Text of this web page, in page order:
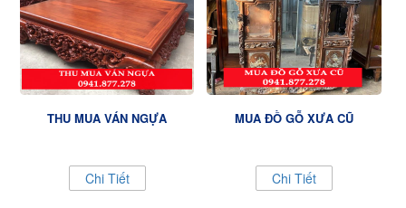
THU MUA VÁN NGỰA
Chi Tiết
MUA ĐỒ GỖ XƯA CŨ
Chi Tiết